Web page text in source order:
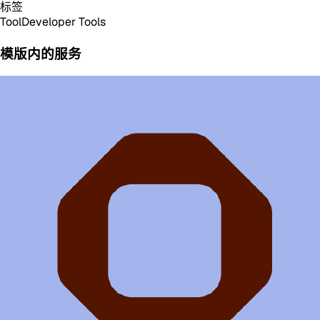
标签
ToolDeveloper Tools
模版内的服务